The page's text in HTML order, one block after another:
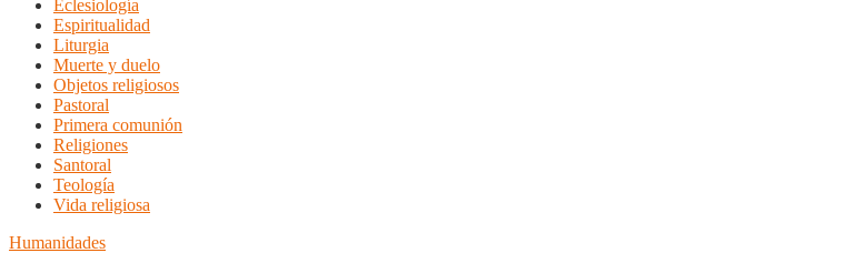
Eclesiología
Espiritualidad
Liturgia
Muerte y duelo
Objetos religiosos
Pastoral
Primera comunión
Religiones
Santoral
Teología
Vida religiosa
Humanidades